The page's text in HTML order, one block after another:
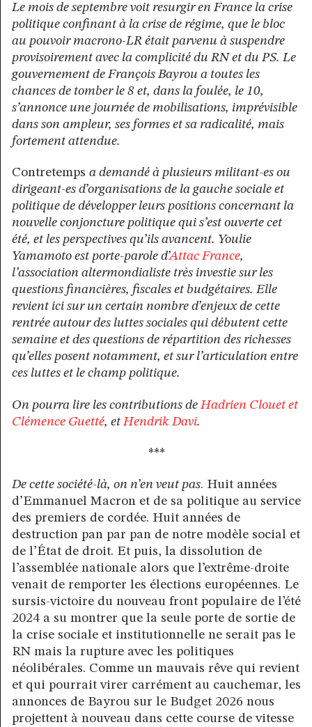
Le mois de septembre voit resurgir en France la crise
politique confinant à la crise de régime, que le bloc
au pouvoir macrono-LR était parvenu à suspendre
provisoirement avec la complicité du RN et du PS. Le
gouvernement de François Bayrou a toutes les
chances de tomber le 8 et, dans la foulée, le 10,
s’annonce une journée de mobilisations, imprévisible
dans son ampleur, ses formes et sa radicalité, mais
fortement attendue.
Contretemps a demandé à plusieurs militant-es ou
dirigeant-es d’organisations de la gauche sociale et
politique de développer leurs positions concernant la
nouvelle conjoncture politique qui s’est ouverte cet
été, et les perspectives qu’ils avancent. Youlie
Yamamoto est porte-parole d’Attac France,
l’association altermondialiste très investie sur les
questions financières, fiscales et budgétaires. Elle
revient ici sur un certain nombre d’enjeux de cette
rentrée autour des luttes sociales qui débutent cette
semaine et des questions de répartition des richesses
qu’elles posent notamment, et sur l’articulation entre
ces luttes et le champ politique.
On pourra lire les contributions deHadrien Clouet et
Clémence Guetté, etHendrik Davi.
***
De cette société-là, on n’en veut pas. Huit années
d’Emmanuel Macron et de sa politique au service
des premiers de cordée. Huit années de
destruction pan par pan de notre modèle social et
de l’État de droit. Et puis, la dissolution de
l’assemblée nationale alors que l’extrême-droite
venait de remporter les élections européennes. Le
sursis-victoire du nouveau front populaire de l’été
2024 a su montrer que la seule porte de sortie de
la crise sociale et institutionnelle ne serait pas le
RN mais la rupture avec les politiques
néolibérales. Comme un mauvais rêve qui revient
et qui pourrait virer carrément au cauchemar, les
annonces de Bayrou sur le Budget 2026 nous
projettent à nouveau dans cette course de vitesse